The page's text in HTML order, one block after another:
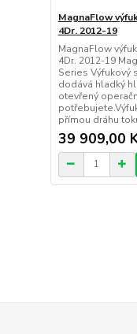
MagnaFlow
4Dr. 2012-19
MagnaFlow
4Dr. 2012-19
Series Výfukový
dodává hladký
otevřený
přímou dráhu
39 909,00